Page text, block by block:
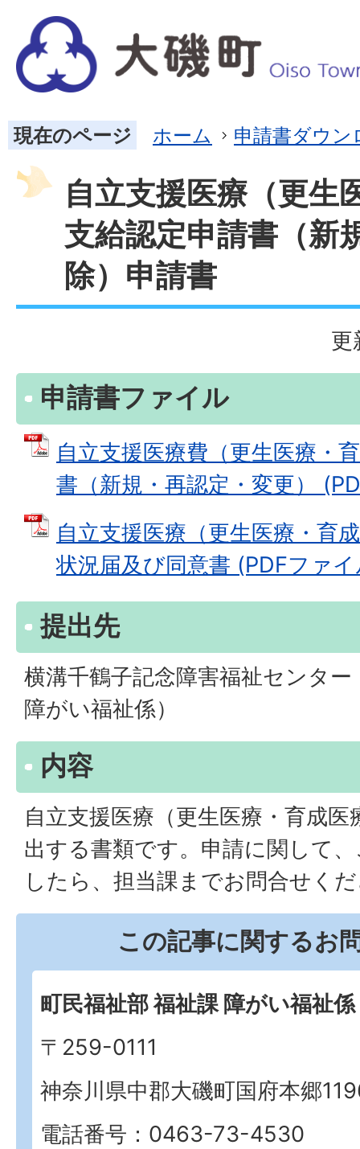
現在のページ ホーム 申請書ダウン
自立支援医療（更生
支給認定申請書（新
除）申請書
更
申請書ファイル
自立支援医療費（更生医療・
書（新規・再認定・変更）
自立支援医療（更生医療・育
状況届及び同意書 (PDFファ
提出先
横溝千鶴子記念障害福祉センタ
障がい福祉係）
内容
自立支援医療（更生医療・育成
出する書類です。申請に関して
したら、担当課までお問合せく
この記事に関するお
町民福祉部 福祉課 障がい福祉係
〒259-0111
神奈川県中郡大磯町国府本郷
電話番号：0463-73-4530